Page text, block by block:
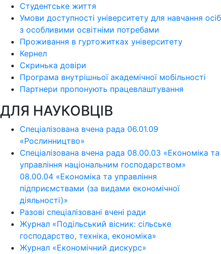
Студентське життя
Умови доступності університету для навчання осіб
з особливими освітніми потребами
Проживання в гуртожитках університету
Кернел
Скринька довіри
Програма внутрішньої академічної мобільності
Партнери пропонують працевлаштування
ДЛЯ НАУКОВЦІВ
Спеціалізована вчена рада 06.01.09
«Рослинництво»
Спеціалізована вчена рада 08.00.03 «Економіка та
управління національним господарством»
08.00.04 «Економіка та управління
підприємствами (за видами економічної
діяльності)»
Разові спеціалізовані вчені ради
Журнал «Подільський вісник: сільське
господарство, техніка, економіка»
Журнал «Економічний дискурс»